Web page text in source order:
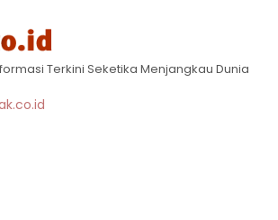
Terkini Seketika Menjangkau Dunia